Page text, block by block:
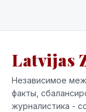
Latvijas
Независимое
факты,
журналистика -